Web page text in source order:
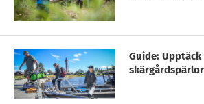
Guide:
skärgårdspärlor